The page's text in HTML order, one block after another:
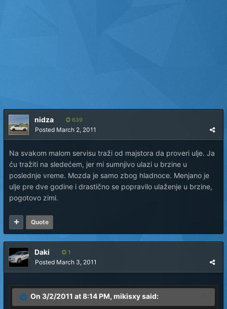
nidza 639
Posted March 2, 2011
Na svakom malom servisu traži od majstora da proveri ulje. Ja
ću tražiti na sledećem, jer mi sumnjivo ulazi u brzine u
poslednje vreme. Mozda je samo zbog hladnoce. Menjano je
ulje pre dve godine i drastično se popravilo ulaženje u brzine,
pogotovo zimi.
Quote
Daki 1
Posted March 3, 2011
On 3/2/2011 at 8:14 PM, mikisxy said: